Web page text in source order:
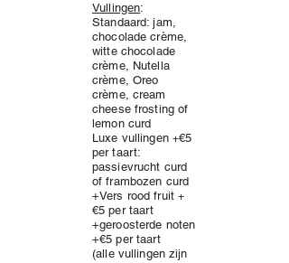
Vullingen:
Standaard: jam,
chocoladecrème,
witte chocolade
crème, Nutella
crème, Oreo
crème, cream
cheese frosting of
lemon curd
Luxe vullingen +€5
per taart:
passievrucht curd
of frambozen curd
+Vers rood fruit+
€5 per taart
+geroosterde noten
+€5 per taart
(alle vullingen zijn